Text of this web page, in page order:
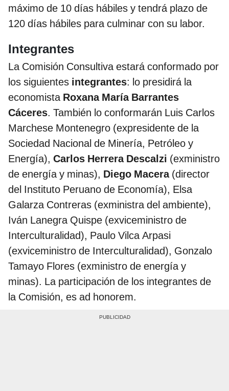
máximo de 10 días hábiles y tendrá plazo de
120 días hábiles para culminar con su labor.
Integrantes
La Comisión Consultiva estará conformado por
los siguientes integrantes: lo presidirá la
economista Roxana María Barrantes
Cáceres. También lo conformarán Luis Carlos
Marchese Montenegro (expresidente de la
Sociedad Nacional de Minería, Petróleo y
Energía), Carlos Herrera Descalzi (exministro
de energía y minas), Diego Macera (director
del Instituto Peruano de Economía), Elsa
Galarza Contreras (exministra del ambiente),
Iván Lanegra Quispe (exviceministro de
Interculturalidad), Paulo Vilca Arpasi
(exviceministro de Interculturalidad), Gonzalo
Tamayo Flores (exministro de energía y
minas). La participación de los integrantes de
la Comisión, es ad honorem.